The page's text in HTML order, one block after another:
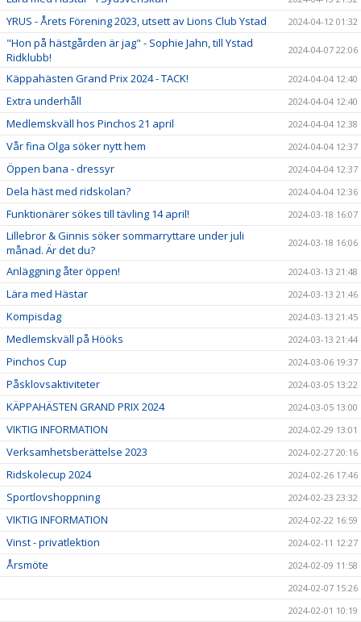
YRUS - Årets Förening 2023, utsett av Lions Club Ystad 2024-04-12 01:32
"Hon på hästgården är jag" - Sophie Jahn, till Ystad
Ridklubb!
2024-04-07 22:06
Käppahästen Grand Prix 2024 - TACK! 2024-04-04 12:40
Extra underhåll 2024-04-04 12:40
Medlemskväll hos Pinchos 21 april 2024-04-04 12:38
Vår fina Olga söker nytt hem 2024-04-04 12:37
Öppen bana - dressyr 2024-04-04 12:37
Dela häst med ridskolan? 2024-04-04 12:36
Funktionärer sökes till tävling 14 april! 2024-03-18 16:07
Lillebror & Ginnis söker sommarryttare under juli
månad. Är det du?
2024-03-18 16:06
Anläggning åter öppen! 2024-03-13 21:48
Lära med Hästar 2024-03-13 21:46
Kompisdag 2024-03-13 21:45
Medlemskväll på Hööks 2024-03-13 21:44
Pinchos Cup 2024-03-06 19:37
Påsklovsaktiviteter 2024-03-05 13:22
KÄPPAHÄSTEN GRAND PRIX 2024 2024-03-05 13:00
VIKTIG INFORMATION 2024-02-29 13:01
Verksamhetsberättelse 2023 2024-02-27 20:16
Ridskolecup 2024 2024-02-26 17:46
Sportlovshoppning 2024-02-23 23:32
VIKTIG INFORMATION 2024-02-22 16:59
Vinst - privatlektion 2024-02-11 12:27
Årsmöte
2024-02-09 11:58
2024-02-07 15:26
2024-02-01 10:19